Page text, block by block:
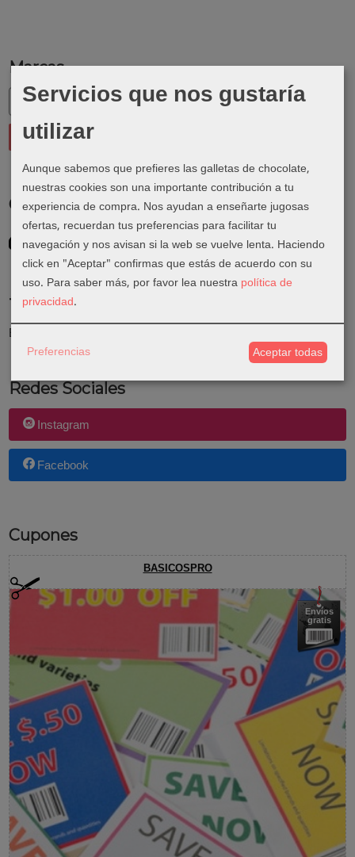
Marcas
Costes de Envío
GRATIS *
Consultar Destinos
Tu Carrito (0)
El carrito de la compra está vacío
Redes Sociales
Instagram
Facebook
Cupones
BASICOSPRO
Envíos
gratis
Servicios que nos gustaría
utilizar
Aunque sabemos que prefieres las galletas de chocolate,
nuestras cookies son una importante contribución a tu
experiencia de compra. Nos ayudan a enseñarte jugosas
ofertas, recuerdan tus preferencias para facilitar tu
navegación y nos avisan si la web se vuelve lenta. Haciendo
click en "Aceptar" confirmas que estás de acuerdo con su
uso. Para saber más, por favor lea nuestra política de
privacidad.
Preferencias Aceptar todas